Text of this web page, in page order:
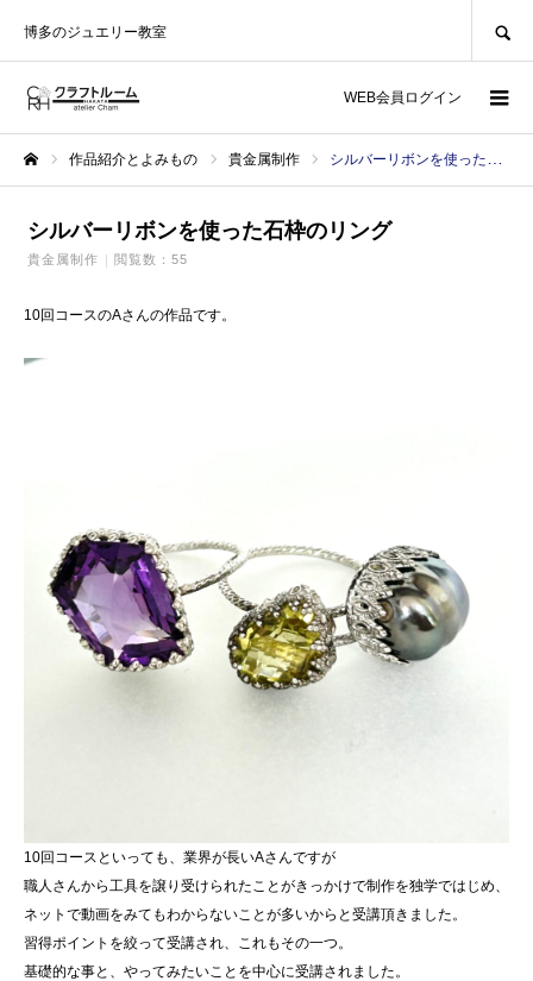
博多のジュエリー教室
WEB会員ログイン
作品紹介とよみもの 貴金属制作 シルバーリボンを使った石枠のリング
シルバーリボンを使った石枠のリング
貴金属制作 閲覧数：55
10回コースのAさんの作品です。
10回コースといっても、業界が長いAさんですが
職人さんから工具を譲り受けられたことがきっかけで制作を独学ではじめ、
ネットで動画をみてもわからないことが多いからと受講頂きました。
習得ポイントを絞って受講され、これもその一つ。
基礎的な事と、やってみたいことを中心に受講されました。